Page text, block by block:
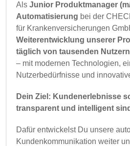
Als Junior Produktmanager
Automatisierung bei der
für Krankenversicherungen
Weiterentwicklung unserer
täglich von tausenden
– mit modernen Technologien,
Nutzerbedürfnisse und
Dein Ziel: Kundenerlebnisse
transparent und intelligent
Dafür entwickelst Du unsere
Kundenkommunikation weiter